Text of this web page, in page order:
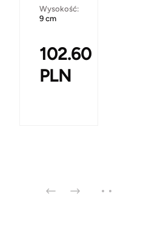
Wysokość:
9 cm
102.60
PLN